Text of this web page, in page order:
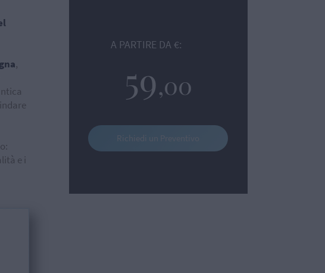
,
e i
A PARTIRE DA €:
59,00
Richiedi un Preventivo